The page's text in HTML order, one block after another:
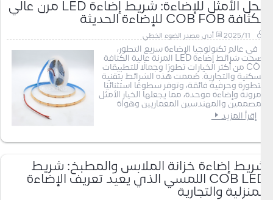
الحل الأمثل للإضاءة: شريط إضاءة LED مرن عالي
الكثافة COB FOB للإضاءة الحديثة
2025/11 أدى مصدر الضوء الخطي
في عالم تكنولوجيا الإضاءة سريع التطور،
أصبحت شرائط إضاءة LED المرنة عالية الكثافة
COB من أكثر الخيارات تطورًا وجمالًا للتطبيقات
السكنية والتجارية. صُممت هذه الشرائط بتقنية
متطورة وحرفية فائقة، وتوفر سطوعًا استثنائيًا
ومرونة وإضاءة موحدة، مما يجعلها الخيار الأمثل
للمصممين والمهندسين المعماريين وهواة
إقرأ المزيد
شريط إضاءة خزانة الملابس والمطبخ: شريط
COB LED اللمسي الذي يعيد تعريف الإضاءة
المنزلية والتجارية